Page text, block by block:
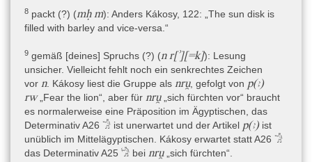
Udjahorresnet stammt allerdings aus der frühen Perserzeit
(Anfang 27. Dynastie; letztes Viertel 6. Jh. v. Chr.) und hat ganz
Abbildungen, ist deshalb kaum vergleichbar. Gutekunst 1995, 372
nennt die Datierungen von Buhl und Ruesch, wertet den Text
jedoch für seine textgeschichtliche Studie von Spruch B wegen
des schlechten Erhaltungszustands nicht aus. Der erhaltene Teil
würde teilweise zu seiner Version „Paris-Links“ passen, die laut
Gutekunst 1995, 282 und 284 bislang nur in seiner
textgeschichtlichen „Hochphase“ belegt ist, d.h. „Spätdyn. –
Frühptol. (ca. 400-250/200?)“ (Gutekunst 1995, 34).
8 packt (?) (mḥ m): Anders Kákosy, 122: „The sun disk is
filled with barley and vice-versa.“
9 gemäß [deines] Spruchs (?) (n r[ʾ][=k]): Lesung
unsicher. Vielleicht fehlt noch ein senkrechtes Zeichen
vor n. Kákosy liest die Gruppe als nru̯, gefolgt von p(ꜣ)
rw„Fear the lion“, aber für nru̯„sich fürchten vor“ braucht
es normalerweise eine Präposition im Ägyptischen, das
Determinativ A26 𓀞 ist unerwartet und der Artikel p(ꜣ)ist
unüblich im Mittelägyptischen. Kákosy erwartet statt A26 𓀞
das Determinativ A25 𓀝 bei nru̯„sich fürchten“.